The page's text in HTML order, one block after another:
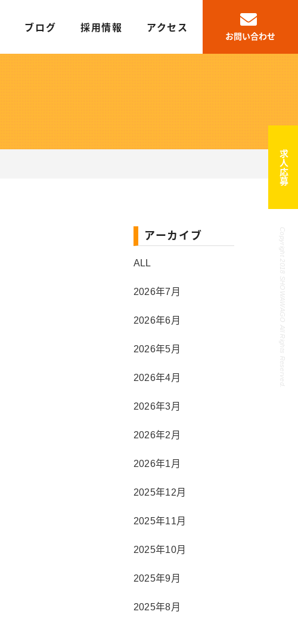
ブログ 採用情報 アクセス
お問い合わせ
求人応募
Copyright 2018 SHOWAWAGO All Rights Reserved.
アーカイブ
ALL
2026年7月
2026年6月
2026年5月
2026年4月
2026年3月
2026年2月
2026年1月
2025年12月
2025年11月
2025年10月
2025年9月
2025年8月